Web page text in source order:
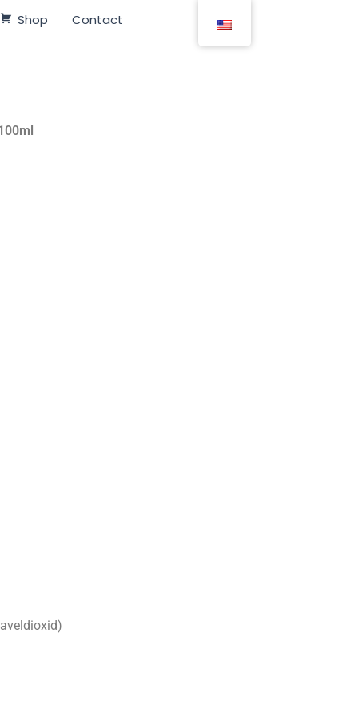
Shop Contact